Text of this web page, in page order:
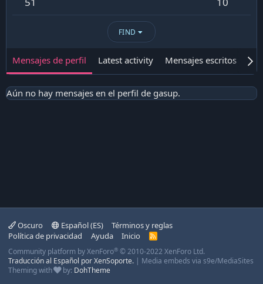
FIND
Mensajes de perfil Latest activity Mensajes escritos
Aún no hay mensajes en el perfil de gasup.
Oscuro Español (ES)
Términos y reglas
Política de privacidad
Ayuda Inicio
R
S
Community platform by XenForo® © 2010-2022 XenForo Ltd.
Traducción al Español por XenSoporte. | Media embeds via s9e/MediaSites
Theming with
by: DohTheme